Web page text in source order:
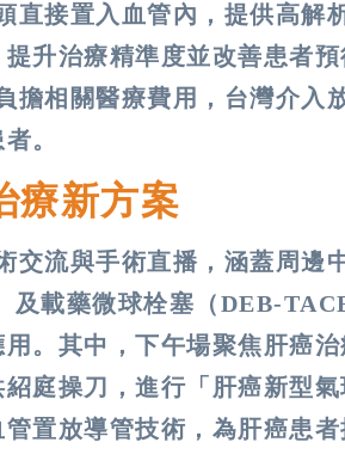
接置入血管內，提供高解
升治療精準度並改善患者
擔相關醫療費用，台灣介入
。
療新方案
交流與手術直播，涵蓋周邊
載藥微球栓塞（DEB-
。其中，下午場聚焦肝癌
庭操刀，進行「肝癌新型
置放導管技術，為肝癌患